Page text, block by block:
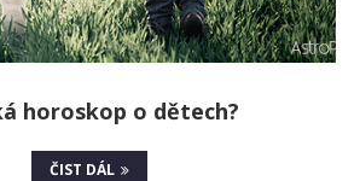
horoskop o dětech?
ČIST DÁL